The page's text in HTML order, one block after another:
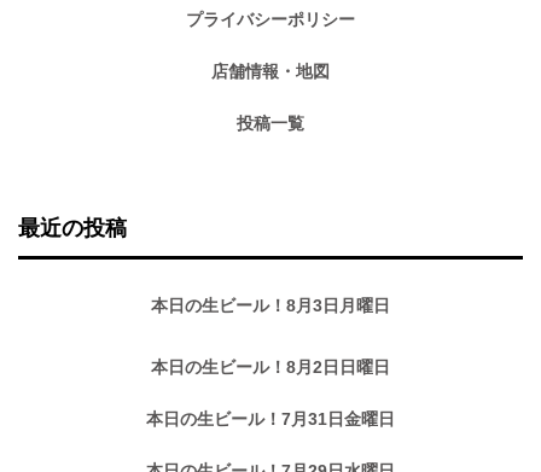
プライバシーポリシー
店舗情報・地図
投稿一覧
最近の投稿
本日の生ビール！8月3日月曜日
本日の生ビール！8月2日日曜日
本日の生ビール！7月31日金曜日